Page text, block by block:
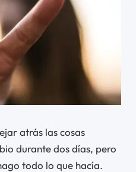
atrás las cosas
durante dos días, pero
todo lo que hacía.